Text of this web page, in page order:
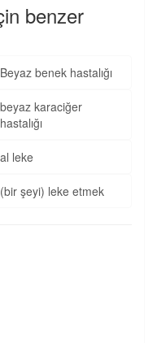
benzer
Beyaz benek hastalığı
beyaz karaciğer
hastalığı
al leke
(bir şeyi) leke etmek